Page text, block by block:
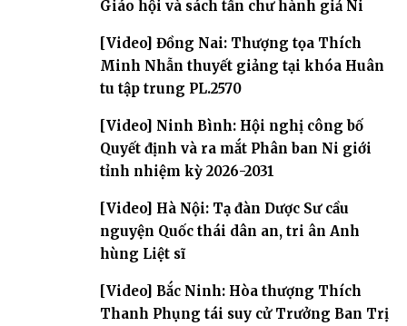
Giáo hội và sách tấn chư hành giả Ni
[Video] Đồng Nai: Thượng tọa Thích
Minh Nhẫn thuyết giảng tại khóa Huân
tu tập trung PL.2570
[Video] Ninh Bình: Hội nghị công bố
Quyết định và ra mắt Phân ban Ni giới
tỉnh nhiệm kỳ 2026-2031
[Video] Hà Nội: Tạ đàn Dược Sư cầu
nguyện Quốc thái dân an, tri ân Anh
hùng Liệt sĩ
[Video] Bắc Ninh: Hòa thượng Thích
Thanh Phụng tái suy cử Trưởng Ban Trị